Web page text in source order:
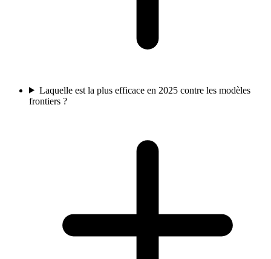
Laquelle est la plus efficace en 2025 contre les modèles
frontiers ?